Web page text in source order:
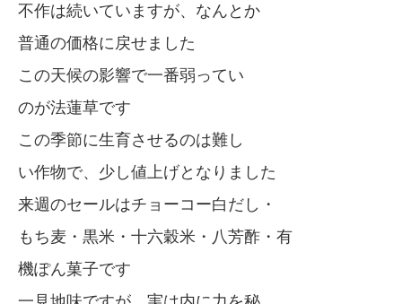
不作は続いていますが、なんとか
普通の価格に戻せました
この天候の影響で一番弱ってい
のが法蓮草です
この季節に生育させるのは難し
い作物で、少し値上げとなりました
来週のセールはチョーコー白だし・
もち麦・黒米・十六穀米・八芳酢・有
機ぽん菓子です